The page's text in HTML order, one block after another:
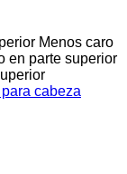
Menos caro
en parte superior